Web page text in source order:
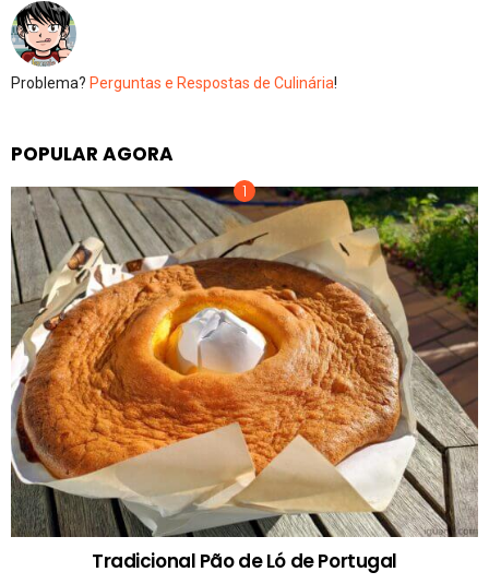
Problema? Perguntas e Respostas de Culinária!
POPULAR AGORA
Tradicional Pão de Ló de Portugal